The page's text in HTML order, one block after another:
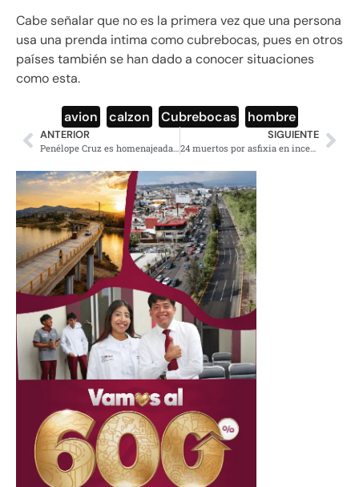
Cabe señalar que no es la primera vez que una persona
usa una prenda intima como cubrebocas, pues en otros
países también se han dado a conocer situaciones
como esta.
avion calzon Cubrebocas hombre
ANTERIOR SIGUIENTE
24 muertos por asfixia en incendio de psiquiátrico en Japón